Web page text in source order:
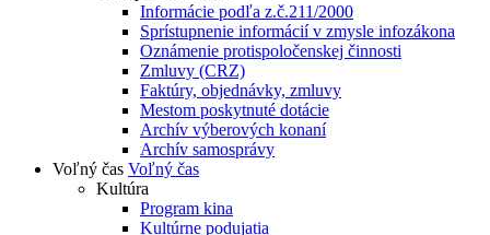
Informácie podľa z.č.211/2000
Sprístupnenie informácií v zmysle infozákona
Oznámenie protispoločenskej činnosti
Zmluvy (CRZ)
Faktúry, objednávky, zmluvy
Mestom poskytnuté dotácie
Archív výberových konaní
Archív samosprávy
Voľný čas Voľný čas
Kultúra
Program kina
Kultúrne podujatia